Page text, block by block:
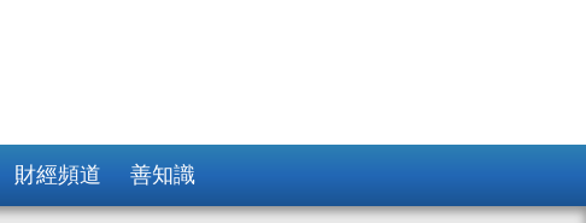
財經頻道 善知識